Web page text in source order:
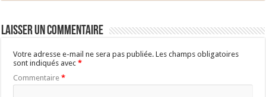
Laisser un commentaire
Votre adresse e-mail ne sera pas publiée. Les champs obligatoires
sont indiqués avec*
Commentaire*